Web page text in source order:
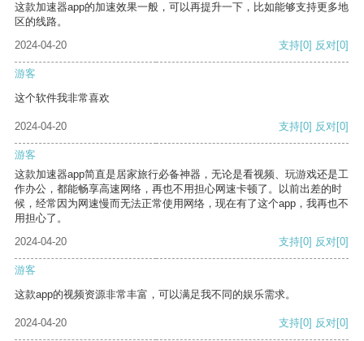
这款加速器app的加速效果一般，可以再提升一下，比如能够支持更多地
区的线路。
2024-04-20
支持[0] 反对[0]
游客
这个软件我非常喜欢
2024-04-20 支持[0] 反对[0]
游客
这款加速器app简直是居家旅行必备神器，无论是看视频、玩游戏还是工
作办公，都能畅享高速网络，再也不用担心网速卡顿了。以前出差的时
候，经常因为网速慢而无法正常使用网络，现在有了这个app，我再也不
用担心了。
2024-04-20
支持[0] 反对[0]
游客
这款app的视频资源非常丰富，可以满足我不同的娱乐需求。
2024-04-20 支持[0] 反对[0]